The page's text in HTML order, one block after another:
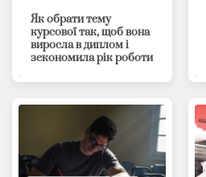
Як обрати тему
курсової так, щоб вона
виросла в диплом і
зекономила рік роботи